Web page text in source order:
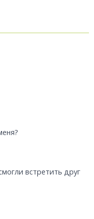
встретить друг